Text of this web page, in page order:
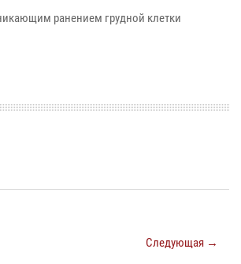
ранением грудной клетки
Следующая →